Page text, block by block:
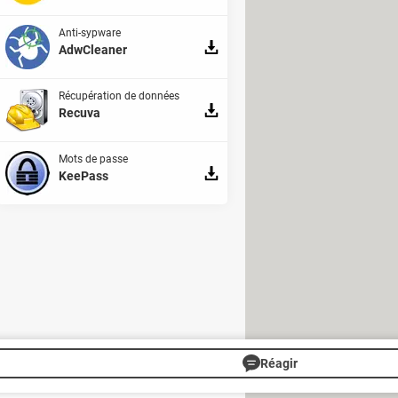
autres usagers de la route.
temps pour réagir à des
Réagir
Anti-sypware
AdwCleaner
Récupération de données
Recuva
Mots de passe
KeePass